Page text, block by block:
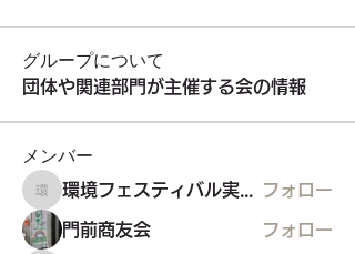
グループについて
団体や関連部門が主催する会の情報
メンバー
環境フェスティバル実行委員会
フォロー
門前商友会 フォロー